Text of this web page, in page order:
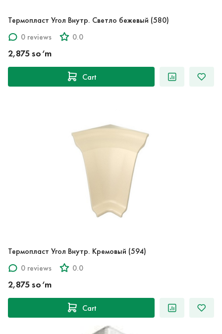
Термопласт Угол Внутр. Светло бежевый (580)
0 reviews
0.0
2,875 so‘m
Cart
Термопласт Угол Внутр. Кремовый (594)
0 reviews
0.0
2,875 so‘m
Cart